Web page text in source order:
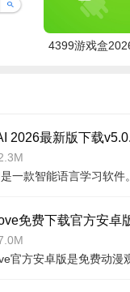
4399游戏盒
2026最新版下载
免费下载官方安卓
版